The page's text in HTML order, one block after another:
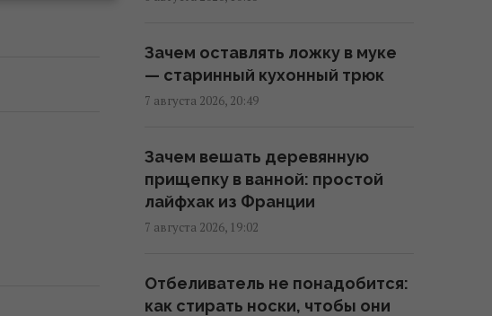
Что придумать вместо двери в
комнату: 4 оригинальных и
Чего не следует делать после
ужина: гастроэнтерологи дали
08:58 суббота, 08 августа 2026
Зачем оставлять ложку в муке
— старинный кухонный трюк
7 августа 2026, 20:49
Зачем вешать деревянную
прищепку в ванной: простой
лайфхак из Франции
7 августа 2026, 19:02
Отбеливатель не понадобится:
как стирать носки, чтобы они